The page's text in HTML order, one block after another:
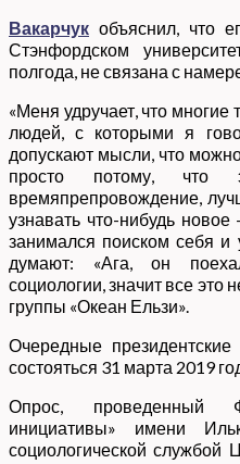
Вакарчук объяснил, что
Стэнфордском
полгода, не связана с
«Меня удручает, что
людей, с которыми я
допускают мысли, что
просто потому,
времяпрепровождение,
узнавать что-нибудь
занимался поиском себя и
думают: «Ага, он
социологии, значит все это
группы «Океан Ельзи».
Очередные
состояться 31 марта 2019
Опрос, проведенный
инициативы» имени
социологической службой